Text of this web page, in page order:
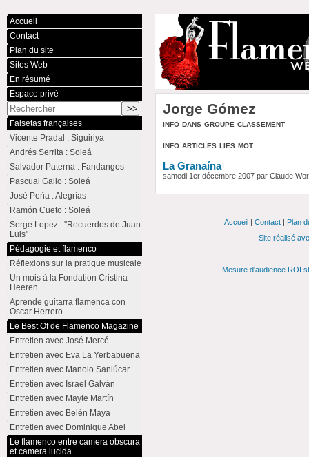
Jorge Gómez
info dans groupe classement
info articles lies mot
La Granaína
samedi 1er décembre 2007 par Claude
Accueil
Contact
Plan du site
Sites Web
En résumé
Espace privé
Falsetas françaises
Vicente Pradal : Siguiriya
Andrés Serrita : Soleá
Salvador Paterna : Fandangos
Pascual Gallo : Soleá
José Peña : Alegrías
Ramón Cueto : Soleá
Serge Lopez : "Recuerdos de Juan
Luis"
Pédagogie et flamenco
Réflexions sur la pratique musicale
Un mois à la Fondation Cristina
Heeren
Aprende guitarra flamenca con
Oscar Herrero
Le Best Of de Flamenco Magazine
Entretien avec José Mercé
Entretien avec Eva La Yerbabuena
Entretien avec Manolo Sanlúcar
Entretien avec Israel Galván
Entretien avec Mayte Martín
Entretien avec Belén Maya
Entretien avec Dominique Abel
Le flamenco entre camera obscura
et camera lucida
Accueil| Contact| Plan
Site réalisé
Mesure d'audience ROI